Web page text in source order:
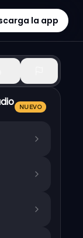
la app
NUEVO